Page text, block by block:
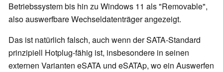
Betriebssystem bis hin zu Windows 11 als "Removable",
also auswerfbare Wechseldatenträger angezeigt.
Das ist natürlich falsch, auch wenn der SATA-Standard
prinzipiell Hotplug-fähig ist, insbesondere in seinen
externen Varianten eSATA und eSATAp, wo ein Auswerfen